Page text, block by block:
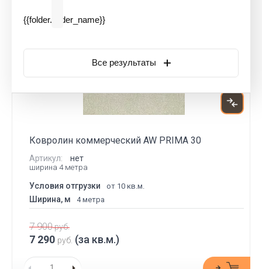
{{folder.folder_name}}
Все результаты
Ковролин коммерческий AW PRIMA 30
Артикул: нет
ширина 4 метра
Условия отгрузки от 10 кв.м.
Ширина, м 4 метра
7 900руб.
7 290 руб. (за кв.м.)